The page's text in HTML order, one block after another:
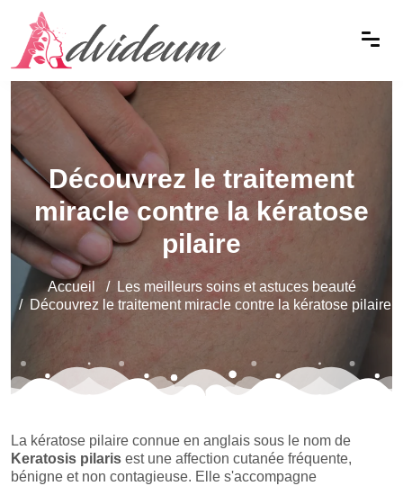
Découvrez le traitement
miracle contre la kératose
pilaire
Accueil
Les meilleurs soins et astuces beauté
Découvrez le traitement miracle contre la kératose pilaire
La kératose pilaire connue en anglais sous le nom de
Keratosis pilaris est une affection cutanée fréquente,
bénigne et non contagieuse. Elle s'accompagne